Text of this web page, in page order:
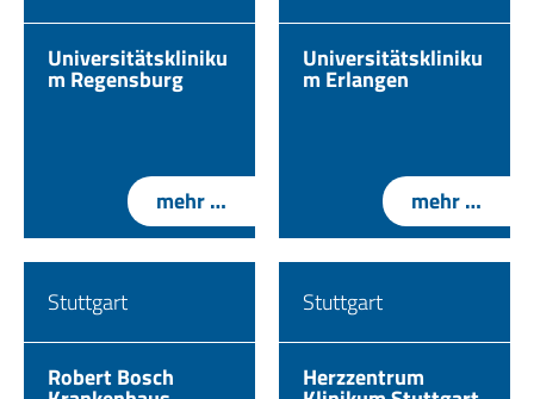
Universitätskliniku
m Regensburg
mehr …
Universitätskliniku
m Erlangen
mehr …
Stuttgart
Robert Bosch
Stuttgart
Herzzentrum